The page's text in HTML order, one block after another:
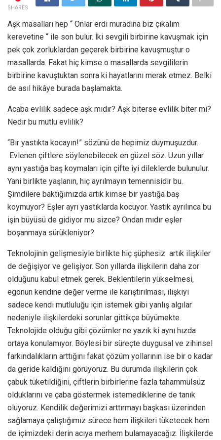
SHARES
Aşk masalları hep “ Onlar erdi muradına biz çıkalım
kerevetine “ ile son bulur. İki sevgili birbirine kavuşmak için
pek çok zorluklardan geçerek birbirine kavuşmuştur o
masallarda. Fakat hiç kimse o masallarda sevgililerin
birbirine kavuştuktan sonra ki hayatlarını merak etmez. Belki
de asıl hikâye burada başlamakta.
Acaba evlilik sadece aşk mıdır? Aşk biterse evlilik biter mi?
Nedir bu mutlu evlilik?
“Bir yastıkta kocayın!” sözünü de hepimiz duymuşuzdur.
Evlenen çiftlere söylenebilecek en güzel söz. Uzun yıllar
aynı yastığa baş koymaları için çifte iyi dileklerde bulunulur.
Yani birlikte yaşlanın, hiç ayrılmayın temennisidir bu.
Şimdilere baktığımızda artık kimse bir yastığa baş
koymuyor? Eşler ayrı yastıklarda kocuyor. Yastık ayrılınca bu
işin büyüsü de gidiyor mu sizce? Ondan mıdır eşler
boşanmaya sürükleniyor?
Teknolojinin gelişmesiyle birlikte hiç şüphesiz artık ilişkiler
de değişiyor ve gelişiyor. Son yıllarda ilişkilerin daha zor
olduğunu kabul etmek gerek. Beklentilerin yükselmesi,
egonun kendine değer verme ile karıştırılması, ilişkiyi
sadece kendi mutluluğu için istemek gibi yanlış algılar
nedeniyle ilişkilerdeki sorunlar gittikçe büyümekte.
Teknolojide olduğu gibi çözümler ne yazık ki aynı hızda
ortaya konulamıyor. Böylesi bir süreçte duygusal ve zihinsel
farkındalıkların arttığını fakat çözüm yollarının ise bir o kadar
da geride kaldığını görüyoruz. Bu durumda ilişkilerin çok
çabuk tüketildiğini, çiftlerin birbirlerine fazla tahammülsüz
olduklarını ve çaba göstermek istemediklerine de tanık
oluyoruz. Kendilik değerimizi arttırmayı başkası üzerinden
sağlamaya çalıştığımız sürece hem ilişkileri tüketecek hem
de içimizdeki derin acıya merhem bulamayacağız. İlişkilerde